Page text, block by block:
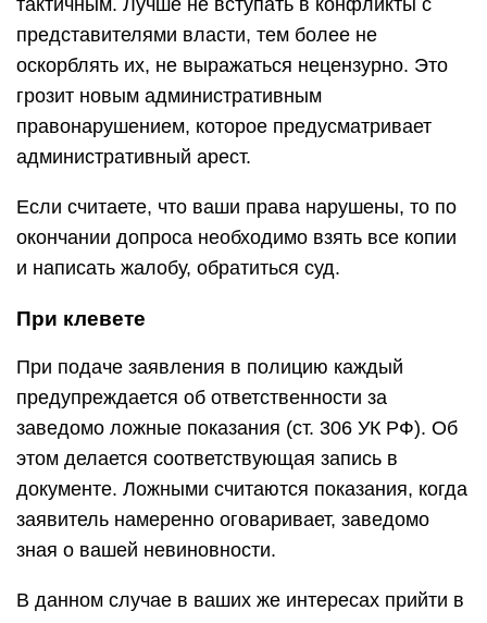
тактичным. Лучше не вступать в конфликты с
представителями власти, тем более не
оскорблять их, не выражаться нецензурно. Это
грозит новым административным
правонарушением, которое предусматривает
административный арест.
Если считаете, что ваши права нарушены, то по
окончании допроса необходимо взять все копии
и написать жалобу, обратиться суд.
При клевете
При подаче заявления в полицию каждый
предупреждается об ответственности за
заведомо ложные показания (ст. 306 УК РФ). Об
этом делается соответствующая запись в
документе. Ложными считаются показания, когда
заявитель намеренно оговаривает, заведомо
зная о вашей невиновности.
В данном случае в ваших же интересах прийти в